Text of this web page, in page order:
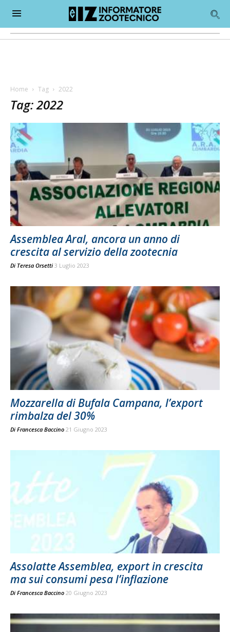
Home Tag 2022
Tag: 2022
Assemblea Aral, ancora un anno di
crescita al servizio della zootecnia
Di Teresa Orsetti 3 Luglio 2023
Mozzarella di Bufala Campana, l’export
rimbalza del 30%
Di Francesca Baccino 21 Giugno 2023
Assolatte Assemblea, export in crescita
ma sui consumi pesa l’inflazione
Di Francesca Baccino 20 Giugno 2023